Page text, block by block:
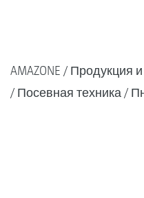
AMAZONE
Продукция
Посевная техника